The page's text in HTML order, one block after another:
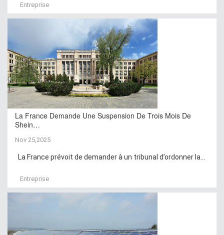
Entreprise
La France Demande Une Suspension De Trois Mois De
Shein…
Nov 25,2025
La France prévoit de demander à un tribunal d’ordonner la...
Entreprise